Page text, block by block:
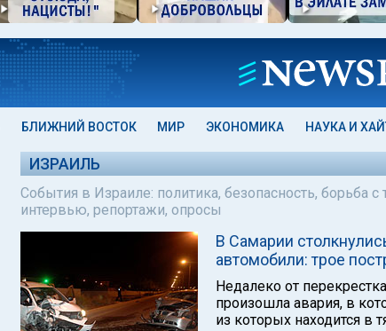
БЛИЖНИЙ ВОСТОК МИР ЭКОНОМИКА НАУКА И
ИЗРАИЛЬ
События в Израиле: политика, безопасность, борьба
интервью, репортажи, опросы
В Самарии
автомобили: трое
Недалеко от
произошла авария, в
из которых находится в